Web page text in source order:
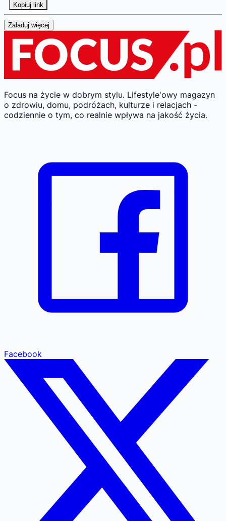
Kopiuj link
Załaduj więcej
Focus na życie w dobrym stylu. Lifestyle'owy magazyn
o zdrowiu, domu, podróżach, kulturze i relacjach -
codziennie o tym, co realnie wpływa na jakość życia.
Facebook